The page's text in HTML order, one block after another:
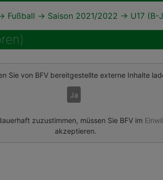
Fußball Saison 2021/2022 U17 (B-
Sie von BFV bereitgestellte externe Inhalte
Ja
zuzustimmen, müssen Sie BFVim
akzeptieren.